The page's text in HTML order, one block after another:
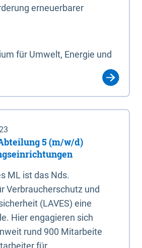
erneuerbarer
für Umwelt, Energie und
5 (m/w/d)
ML ist das Nds.
Verbraucherschutz und
(LAVES) eine
Hier engagieren sich
rund 900 Mitarbeite